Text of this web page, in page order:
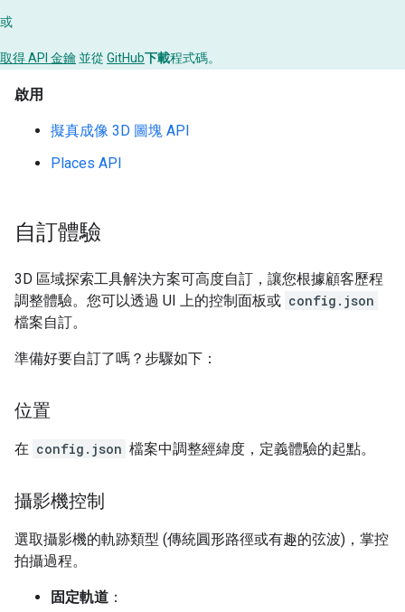
或
取得 API 金鑰 並從 GitHub下載程式碼。
啟用
擬真成像 3D 圖塊 API
Places API
自訂體驗
3D 區域探索工具解決方案可高度自訂，讓您根據顧客歷程
調整體驗。您可以透過 UI 上的控制面板或 config.json
檔案自訂。
準備好要自訂了嗎？步驟如下：
位置
在 config.json 檔案中調整經緯度，定義體驗的起點。
攝影機控制
選取攝影機的軌跡類型 (傳統圓形路徑或有趣的弦波)，掌控
拍攝過程。
固定軌道 ：